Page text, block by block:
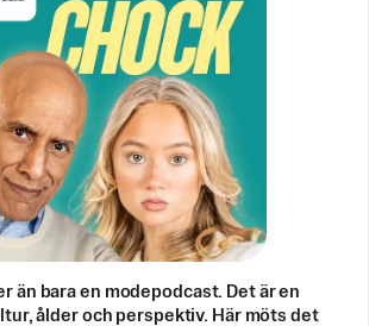
än bara en modepodcast. Det är en
ålder och perspektiv. Här möts det